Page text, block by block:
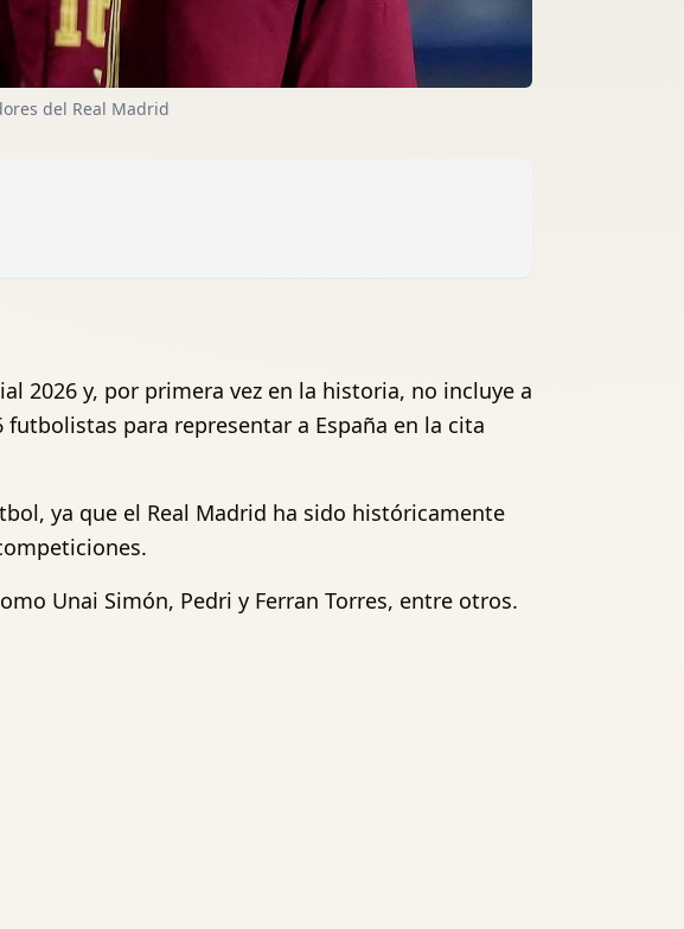
del Real Madrid
2026 y, por primera vez en la historia, no incluye a
para representar a España en la cita
ya que el Real Madrid ha sido históricamente
Unai Simón, Pedri y Ferran Torres, entre otros.